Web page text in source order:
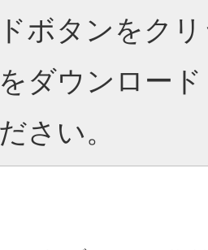
ボタンをク
ダウンロー
さい。